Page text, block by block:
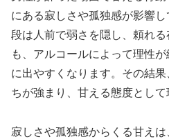
にある寂しさや孤独感が影響
段は人前で弱さを隠し、頼れ
も、アルコールによって理性
に出やすくなります。その結
ちが強まり、甘える態度として
寂しさや孤独感からくる甘え